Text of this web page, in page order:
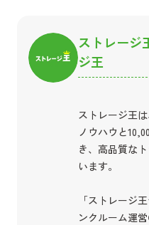
ストレージ
ジ王
ストレージ王
ノウハウと
き、高品質な
います。
「ストレージ
ンクルーム運